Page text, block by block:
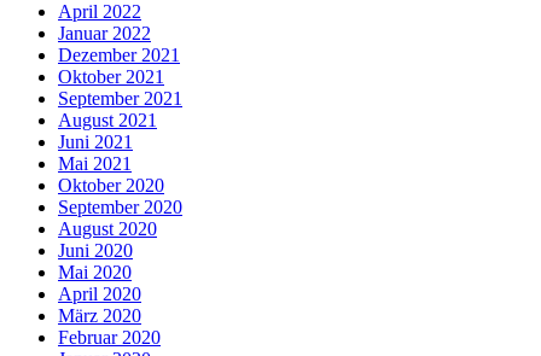
April 2022
Januar 2022
Dezember 2021
Oktober 2021
September 2021
August 2021
Juni 2021
Mai 2021
Oktober 2020
September 2020
August 2020
Juni 2020
Mai 2020
April 2020
März 2020
Februar 2020